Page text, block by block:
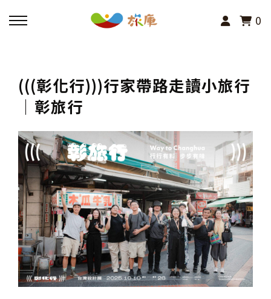
0
活動報名
講座、體驗與課程
其他活動
(((彰化行)))行家帶路走讀小旅行
│彰旅行